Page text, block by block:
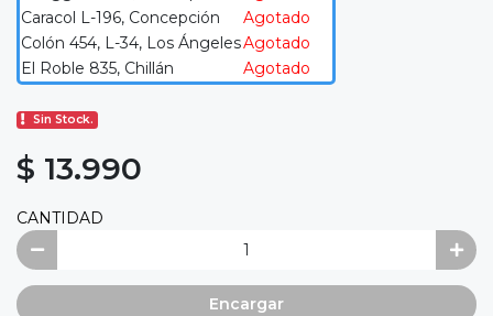
Caracol L-196, Concepción
Agotado
Colón 454, L-34, Los ÁngelesAgotado
El Roble 835, Chillán
Agotado
Sin Stock.
$ 13.990
CANTIDAD
Encargar